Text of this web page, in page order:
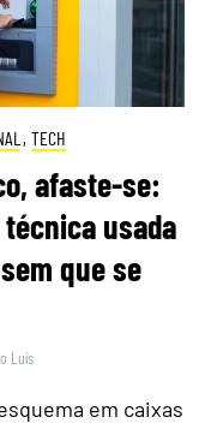
, TECH
afaste-se:
usada
que se
Luís
em caixas